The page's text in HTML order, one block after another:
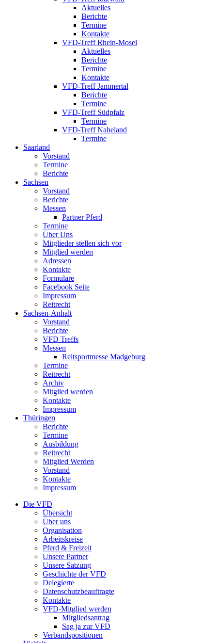
Aktuelles
Berichte
Termine
Kontakte
VFD-Treff Rhein-Mosel
Aktuelles
Berichte
Termine
Kontakte
VFD-Treff Jammertal
Berichte
Termine
VFD-Treff Südpfalz
Termine
VFD-Treff Naheland
Termine
Saarland
Vorstand
Termine
Berichte
Sachsen
Vorstand
Berichte
Messen
Partner Pferd
Termine
Über Uns
Mitglieder stellen sich vor
Mitglied werden
Adressen
Kontakte
Formulare
Facebook Seite
Impressum
Reitrecht
Sachsen-Anhalt
Vorstand
Berichte
VFD Treffs
Messen
Reitsportmesse Madgeburg
Termine
Reitrecht
Archiv
Mitglied werden
Kontakte
Impressum
Thüringen
Berichte
Termine
Ausbildung
Reitrecht
Mitglied Werden
Vorstand
Kontakte
Impressum
Die VFD
Übersicht
Über uns
Organisation
Arbeitskreise
Pferd & Freizeit
Unsere Partner
Unsere Satzung
Geschichte der VFD
Delegierte
Datenschutzbeauftragte
Kontakte
VFD-Mitglied werden
Mitgliedsantrag
Sag ja zur VFD
Verbandspositionen